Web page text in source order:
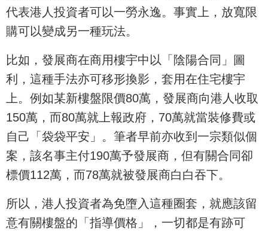
代表港人投資者可以一勞永逸。事實上，放寬限
購可以變成另一種玩法。
比如，發展商在商用樓宇中以「陰陽合同」圖
利，這種手法亦可移形換影，套用在住宅樓宇
上。例如某新樓盤限價80萬，發展商向港人收取
150萬，而80萬就上報政府，70萬就當裝修費或
自己「袋袋平安」。筆者早前亦收到一宗類似個
案，該名事主付190萬予發展商，但有關合同卻
標價112萬，而78萬就被發展商白白吞下。
所以，港人投資者為免墮入這種圈套，就應該留
意有關樓盤的「指導價格」，一切都是有跡可